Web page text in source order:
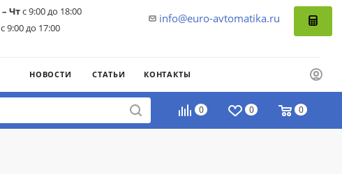
info@euro-avtomatika.ru
Чтс 9:00 до 18:00
с 9:00 до 17:00
НОВОСТИ СТАТЬИ КОНТАКТЫ
0 0 0